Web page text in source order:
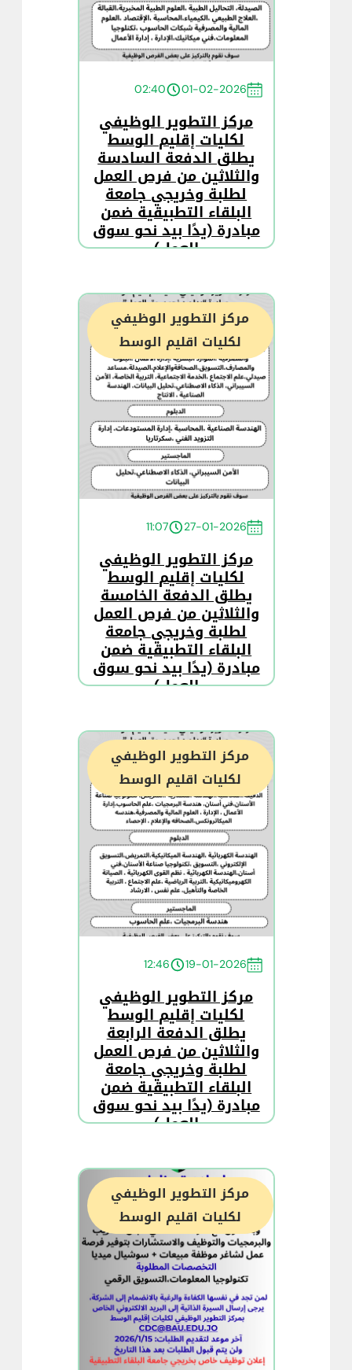
01-02-2026
02:40
مركز التطوير الوظيفي
لكليات إقليم الوسط
يطلق الدفعة السادسة
والثلاثين من فرص العمل
لطلبة وخريجي جامعة
البلقاء التطبيقية ضمن
مبادرة (يدًا بيد نحو سوق
العمل)
مركز التطوير الوظيفي
لكليات اقليم الوسط
27-01-2026
11:07
مركز التطوير الوظيفي
لكليات إقليم الوسط
يطلق الدفعة الخامسة
والثلاثين من فرص العمل
لطلبة وخريجي جامعة
البلقاء التطبيقية ضمن
مبادرة (يدًا بيد نحو سوق
العمل)
مركز التطوير الوظيفي
لكليات اقليم الوسط
19-01-2026
12:46
مركز التطوير الوظيفي
لكليات إقليم الوسط
يطلق الدفعة الرابعة
والثلاثين من فرص العمل
لطلبة وخريجي جامعة
البلقاء التطبيقية ضمن
مبادرة (يدًا بيد نحو سوق
العمل)
مركز التطوير الوظيفي
لكليات اقليم الوسط